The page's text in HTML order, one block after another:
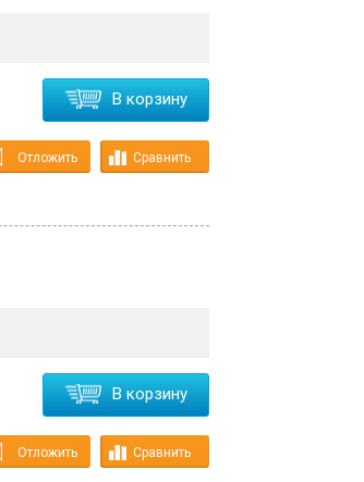
В корзину
Отложить Сравнить
В корзину
Отложить Сравнить